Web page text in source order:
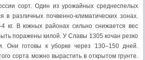
сорт. Один из урожайных среднеспелых
в различных почвенно-климатических зонах.
кг. В южных районах сильно снижается вес
поражены килой. У Славы 1305 кочан резко
Они готовы к уборке через 130–150 дней.
сорта можно вырастить в открытом грунте.